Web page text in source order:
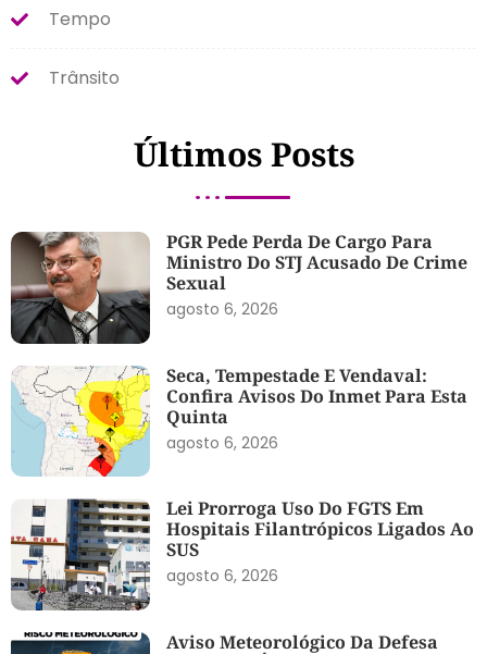
Tempo
Trânsito
Últimos Posts
PGR Pede Perda De Cargo Para
Ministro Do STJ Acusado De Crime
Sexual
agosto 6, 2026
Seca, Tempestade E Vendaval:
Confira Avisos Do Inmet Para Esta
Quinta
agosto 6, 2026
Lei Prorroga Uso Do FGTS Em
Hospitais Filantrópicos Ligados Ao
SUS
agosto 6, 2026
Aviso Meteorológico Da Defesa